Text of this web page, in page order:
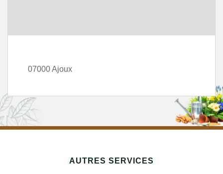
07000 Ajoux
AUTRES SERVICES